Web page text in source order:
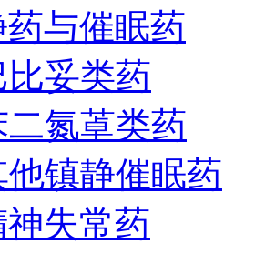
与催眠药
比妥类药
二氮䓬类药
他镇静催眠药
失常药